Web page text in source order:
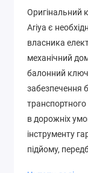
Оригінальний
Ariya є
власника
механічний
балонний
забезпечення
транспортного
в дорожніх
інструменту
підйому,